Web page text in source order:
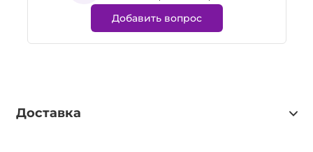
Добавить вопрос
Доставка